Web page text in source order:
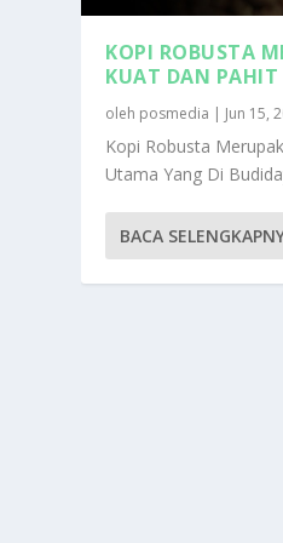
KOPI ROBUSTA
KUAT DAN PAHIT
oleh posmedia | Jun 15,
Kopi Robusta
Utama Yang Di
BACA